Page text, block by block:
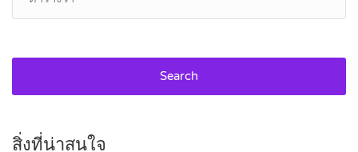
Search
สิ่งที่น่าสนใจ